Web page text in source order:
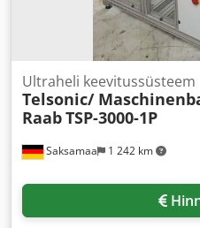
Saksamaa 1 242 km
Ultraheli keevitussüsteem
Telsonic/
RaabTSP-3000-1P